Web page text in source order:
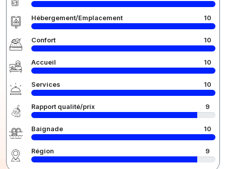
Hébergement/Emplacement 10
Confort 10
Accueil 10
Services 10
Rapport qualité/prix 9
Baignade 10
Région 9